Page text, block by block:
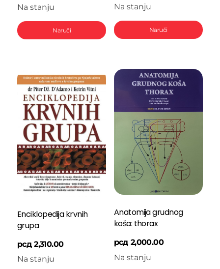
Na stanju
Naruči
Na stanju
Naruči
Enciklopedija krvnih
grupa
рсд 2,310.00
Na stanju
Anatomija grudnog
koša: thorax
рсд 2,000.00
Na stanju